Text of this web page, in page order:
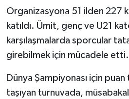
Organizasyona 51 ilden 227
katıldı. Ümit, genç ve U21
karşılaşmalarda sporcular
girebilmek için mücadele etti.
Dünya Şampiyonası için
taşıyan turnuvada,
Pazarlar
Politika
Resmi İlan